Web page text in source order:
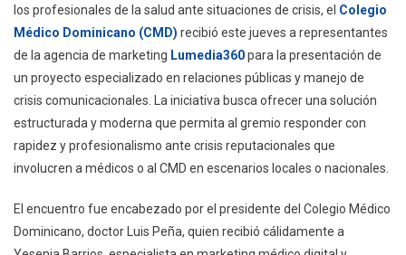
Moderna
Para
Manejo
De
Crisis
Reputacionales,
los profesionales de la salud ante situaciones de crisis, el Colegio
Médico Dominicano (CMD) recibió este jueves a representantes
de la agencia de marketing Lumedia360para la presentación de
un proyecto especializado en relaciones públicas y manejo de
crisis comunicacionales. La iniciativa busca ofrecer una solución
estructurada y moderna que permita al gremio responder con
rapidez y profesionalismo ante crisis reputacionales que
involucren a médicos o al CMD en escenarios locales o nacionales.
El encuentro fue encabezado por el presidente del Colegio Médico
Dominicano, doctor Luis Peña, quien recibió cálidamente a